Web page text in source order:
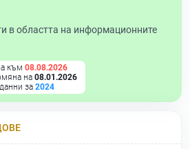
в областта на информационните
към 08.08.2026
на 08.01.2026
за 2024